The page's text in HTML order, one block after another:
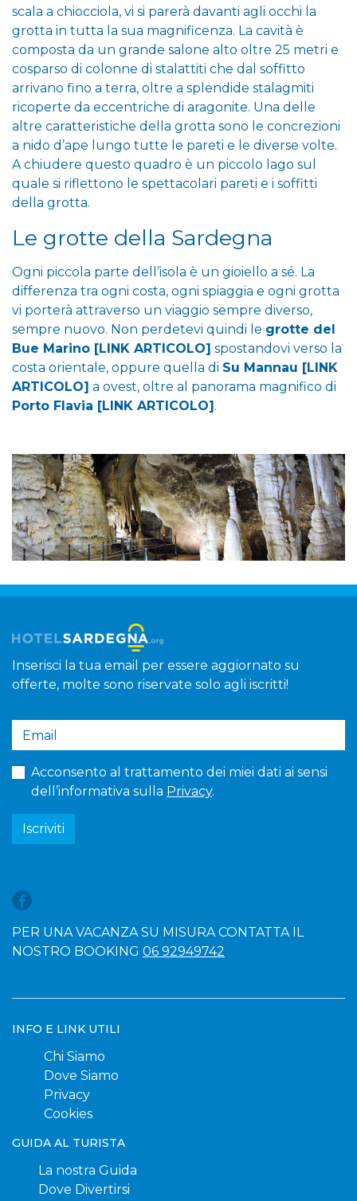
scala a chiocciola, vi si parerà davanti agli occhi la
grotta in tutta la sua magnificenza. La cavità è
composta da un grande salone alto oltre 25 metri e
cosparso di colonne di stalattiti che dal soffitto
arrivano fino a terra, oltre a splendide stalagmiti
ricoperte da eccentriche di aragonite. Una delle
altre caratteristiche della grotta sono le concrezioni
a nido d’ape lungo tutte le pareti e le diverse volte.
A chiudere questo quadro è un piccolo lago sul
quale si riflettono le spettacolari pareti e i soffitti
della grotta.
Le grotte della Sardegna
Ogni piccola parte dell’isola è un gioiello a sé. La
differenza tra ogni costa, ogni spiaggia e ogni grotta
vi porterà attraverso un viaggio sempre diverso,
sempre nuovo. Non perdetevi quindi le grotte del
Bue Marino [LINK ARTICOLO] spostandovi verso la
costa orientale, oppure quella di Su Mannau [LINK
ARTICOLO] a ovest, oltre al panorama magnifico di
Porto Flavia [LINK ARTICOLO].
Inserisci la tua email per essere aggiornato su
offerte, molte sono riservate solo agli iscritti!
Acconsento al trattamento dei miei dati ai sensi
dell’informativa sulla Privacy.
Iscriviti
PER UNA VACANZA SU MISURA CONTATTA IL
NOSTRO BOOKING 06 92949742
INFO E LINK UTILI
Chi Siamo
Dove Siamo
Privacy
Cookies
GUIDA AL TURISTA
La nostra Guida
Dove Divertirsi